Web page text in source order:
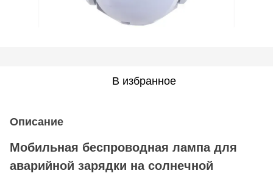
В избранное
Описание
Мобильная беспроводная лампа для
аварийной зарядки на солнечной